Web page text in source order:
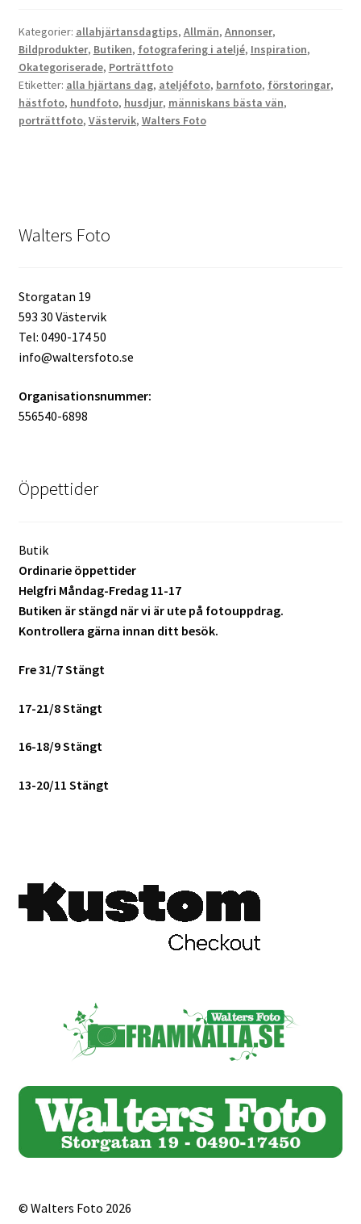
Övriga objektivtillbehör & filter
Handkikare
Minneskort
USB-minne / Hårddisk
Förvaring
Film & Engångskameror
Skrivare & Tillbehör
Fotokurs
Bildtjänster
Framkallning – Digitalt
Kategorier: allahjärtansdagtips, Allmän, Annonser,
Bildprodukter, Butiken, fotografering i ateljé, Inspiration,
Okategoriserade, Porträttfoto
Etiketter: alla hjärtans dag, ateljéfoto, barnfoto, förstoringar,
hästfoto, hundfoto, husdjur, människans bästa vän,
porträttfoto, Västervik, Walters Foto
Walters Foto
Storgatan 19
593 30 Västervik
Tel: 0490-174 50
info@waltersfoto.se
Organisationsnummer:
556540-6898
Öppettider
Butik
Ordinarie öppettider
Helgfri Måndag-Fredag 11-17
Butiken är stängd när vi är ute på fotouppdrag.
Kontrollera gärna innan ditt besök.
Fre 31/7 Stängt
17-21/8 Stängt
16-18/9 Stängt
13-20/11 Stängt
© Walters Foto 2026